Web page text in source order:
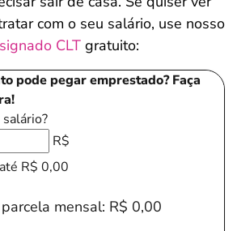
com o seu salário, use nosso
CLT gratuito:
pode pegar emprestado? Faça
R$
R$ 0,00
mensal: R$ 0,00